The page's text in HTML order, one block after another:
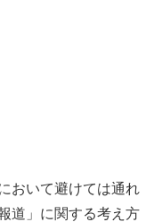
おいて避けては通れ
道」に関する考え方